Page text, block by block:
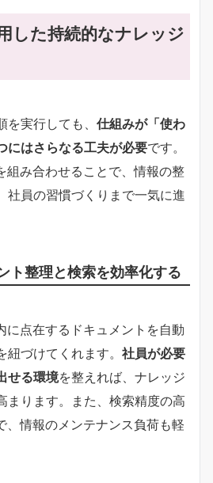
した持続的なナレッジ
実行しても、 仕組みが「使わ
にはさらなる工夫が必要です。
組み合わせることで、情報の整
社員の習慣づくりまで一気に進
ト整理と検索を効率化する
に点在するドキュメントを自動
づけてくれます。 社員が必要
せる環境を整えれば、ナレッジ
まります。また、検索精度の高
、情報のメンテナンス負荷も軽